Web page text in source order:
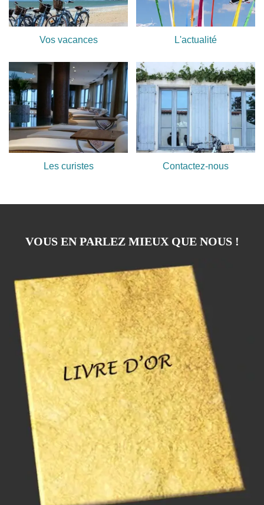
Vos vacances L'actualité
Les curistes Contactez-nous
VOUS EN PARLEZ MIEUX QUE NOUS !